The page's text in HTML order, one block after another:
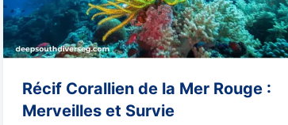
Récif Corallien de la Mer Rouge :
Merveilles et Survie